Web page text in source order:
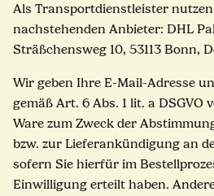
Als Transportdienstleister
nachstehenden Anbieter: DHL
Sträßchensweg 10, 53113 Bonn,
Wir geben Ihre E-Mail-Adresse
gemäß Art. 6 Abs. 1 lit. a DSGVO
Ware zum Zweck der
bzw. zur Lieferankündigung an
sofern Sie hierfür im
Einwilligung erteilt haben.